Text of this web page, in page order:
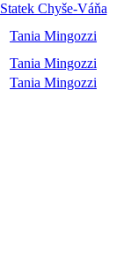
Statek Chyše-Váňa
Tania Mingozzi
Tania Mingozzi
Tania Mingozzi